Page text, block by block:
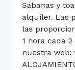
Sábanas y
alquiler. Las
las
1 hora cada
nuestra web: